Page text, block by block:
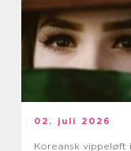
02. juli 2026
Koreansk vippeløft i